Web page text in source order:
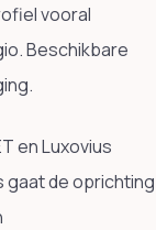
vooral
Beschikbare
en Luxovius
gaat de oprichting